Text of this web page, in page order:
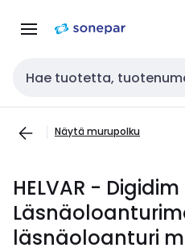
navigointiinsisältöön
Haku
Näytä murupolku
HELVAR - Digidim
läsnäoloanturi